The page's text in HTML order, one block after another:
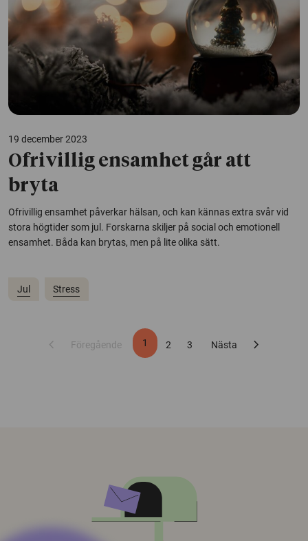
19 december 2023
Ofrivillig ensamhet går att
bryta
Ofrivillig ensamhet påverkar hälsan, och kan kännas extra svår vid
stora högtider som jul. Forskarna skiljer på social och emotionell
ensamhet. Båda kan brytas, men på lite olika sätt.
Jul Stress
chevron_left Föregående 1 2 3 Nästa chevron_right